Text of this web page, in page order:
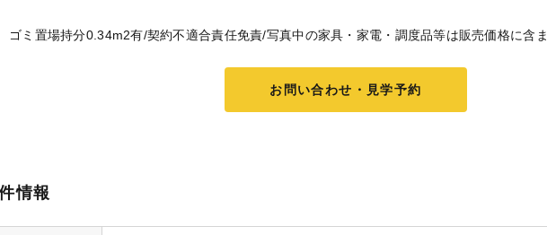
ゴミ置場持分0.34m2有/契約不適合責任免責/写真中の家具・家電・調度品等は販売価格に含ま
お問い合わせ・見学予約
情報